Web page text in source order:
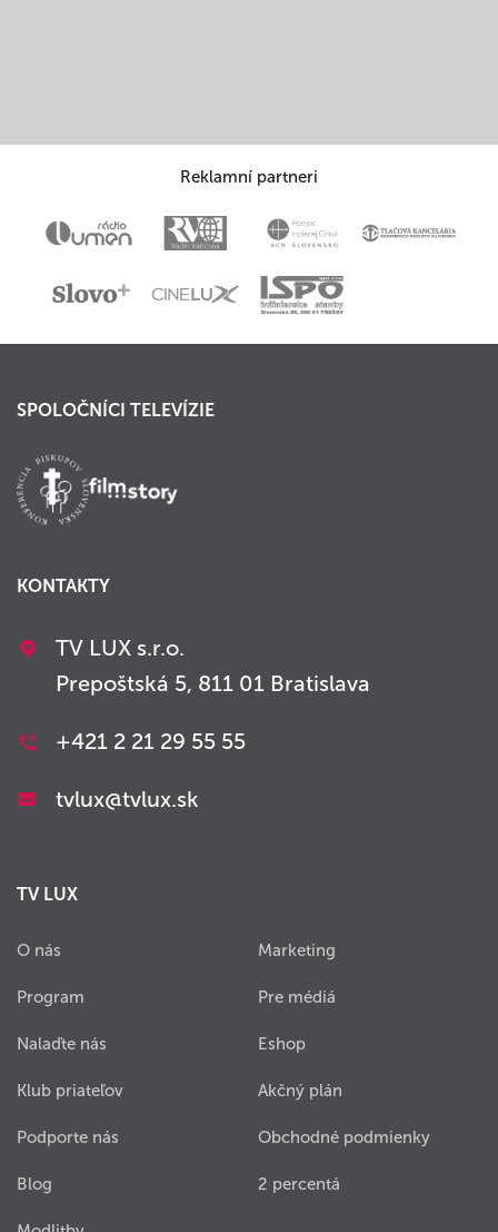
Reklamní partneri
SPOLOČNÍCI TELEVÍZIE
KONTAKTY
TV LUX s.r.o.
Prepoštská 5, 811 01 Bratislava
+421 2 21 29 55 55
tvlux@tvlux.sk
TV LUX
O nás
Program
Nalaďte nás
Klub priateľov
Podporte nás
Blog
Marketing
Pre médiá
Eshop
Akčný plán
Obchodné podmienky
2 percentá